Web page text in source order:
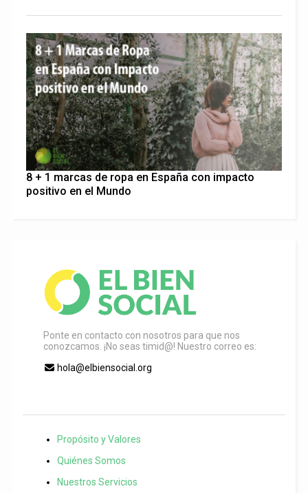
8 + 1 marcas de ropa en España con impacto
positivo en el Mundo
Ponte en contacto con nosotros para que nos
conozcamos. ¡No seas timid@! Nuestro correo es:
hola@elbiensocial.org
Propósito y Valores
Quiénes Somos
Nuestros Servicios